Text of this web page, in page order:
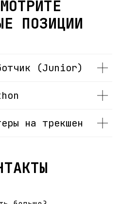
ПОЗИЦИИ
(Junior)
на трекшен